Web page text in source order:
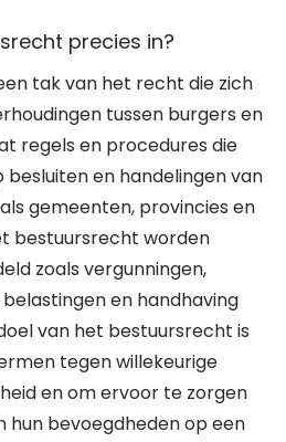
precies in?
tak van het recht die zich
tussen burgers en
regels en procedures die
besluiten en handelingen van
gemeenten, provincies en
bestuursrecht worden
zoals vergunningen,
en handhaving
van het bestuursrecht is
tegen willekeurige
en om ervoor te zorgen
hun bevoegdheden op een